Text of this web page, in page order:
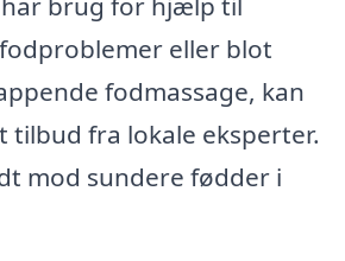
eller blot
fodmassage, kan
tilbud fra lokale eksperter.
mod sundere fødder i